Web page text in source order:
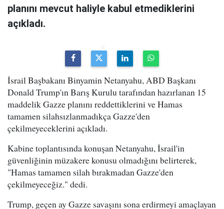
planını mevcut haliyle kabul etmediklerini
açıkladı.
İsrail Başbakanı Binyamin Netanyahu, ABD Başkanı
Donald Trump'ın Barış Kurulu tarafından hazırlanan 15
maddelik Gazze planını reddettiklerini ve Hamas
tamamen silahsızlanmadıkça Gazze'den
çekilmeyeceklerini açıkladı.
Kabine toplantısında konuşan Netanyahu, İsrail'in
güvenliğinin müzakere konusu olmadığını belirterek,
"Hamas tamamen silah bırakmadan Gazze'den
çekilmeyeceğiz." dedi.
Trump, geçen ay Gazze savaşını sona erdirmeyi amaçlayan